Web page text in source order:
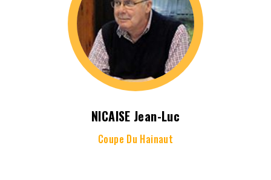
NICAISE Jean-Luc
Coupe Du Hainaut